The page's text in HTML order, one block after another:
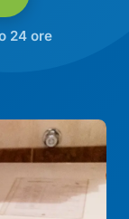
24 ore